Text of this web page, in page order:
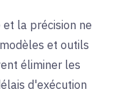
la précision ne
et outils
éliminer les
d'exécution